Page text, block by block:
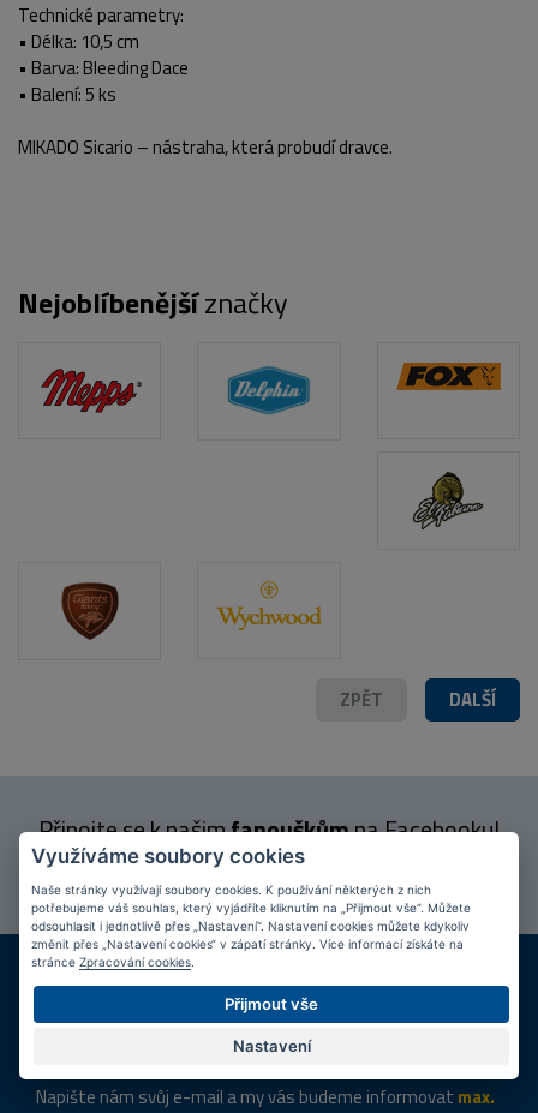
Technické parametry:
• Délka: 10,5 cm
• Barva: Bleeding Dace
• Balení: 5 ks
MIKADO Sicario – nástraha, která probudí dravce.
Nejoblíbenějšíznačky
DALŠÍ
ZPĚT
Připojte se k našimfanouškůmna Facebooku!
PŘIPOJIT SE
DOPRAVA ZDARMA
Při nákupu nad 2 000 Kč
Jsme na trhu více než 10 let
Napište nám svůj e-mail a my vás budeme informovat max.
Využíváme soubory cookies
Naše stránky využívají soubory cookies. K používání některých z nich
potřebujeme váš souhlas, který vyjádříte kliknutím na „Přijmout vše“. Můžete
odsouhlasit i jednotlivě přes „Nastavení“. Nastavení cookies můžete kdykoliv
změnit přes „Nastavení cookies“ v zápatí stránky. Více informací získáte na
stránce Zpracování cookies.
Přijmout vše
Nastavení